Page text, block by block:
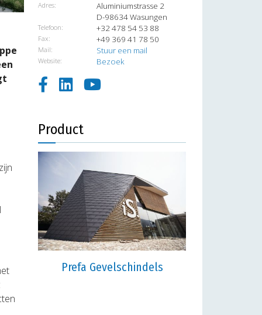
Adres:
Aluminiumstrasse 2
D-98634 Wasungen
Telefoon: +32 478 54 53 88
Fax: +49 369 41 78 50
Mail: Stuur een mail
Website: Bezoek
Product
Prefa Gevelschindels